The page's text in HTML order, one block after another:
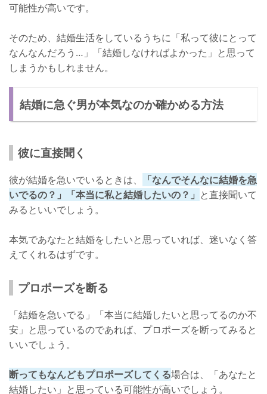
可能性が高いです。
そのため、結婚生活をしているうちに「私って彼にとって
なんなんだろう…」「結婚しなければよかった」と思って
しまうかもしれません。
結婚に急ぐ男が本気なのか確かめる方法
彼に直接聞く
彼が結婚を急いでいるときは、
「なんでそんなに結婚を急
いでるの？」「本当に私と結婚したいの？」 と直接聞いて
みるといいでしょう。
本気であなたと結婚をしたいと思っていれば、迷いなく答
えてくれるはずです。
プロポーズを断る
「結婚を急いでる」「本当に結婚したいと思ってるのか不
安」と思っているのであれば、プロポーズを断ってみると
いいでしょう。
断ってもなんどもプロポーズしてくる場合は、「あなたと
結婚したい」と思っている可能性が高いでしょう。